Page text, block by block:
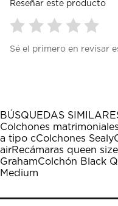
Reseñar este producto
para
1
estrella
Esta
acción
abrirá
el
formulario
envío.
para
estrellas.
Esta
acción
abrirá
el
formulario
envío.
para
estrellas.
Esta
acción
abrirá
el
envío.
para
estrellas.
Esta
acción
abrirá
el
envío.
para
Esta
acción
abrirá
el
envío.
Sé el primero en revisar
BÚSQUEDAS
Colchones matrimoniales
a tipo cColchones Sealy
airRecámaras queen size
GrahamColchón Black
Medium